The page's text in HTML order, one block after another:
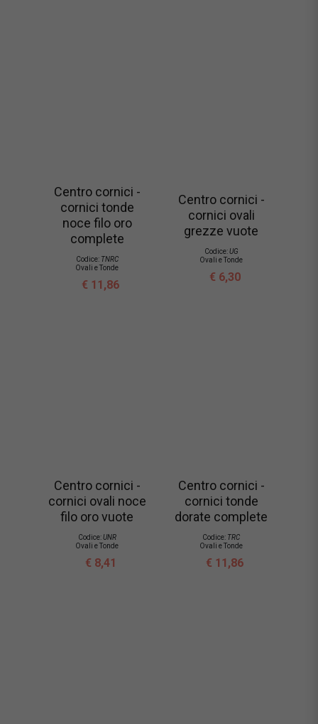
Centro cornici -
cornici tonde
noce filo oro
complete
Codice: TNRC
Ovali e Tonde
€ 11,86
Centro cornici -
cornici ovali
grezze vuote
Codice:UG
Ovali e Tonde
€ 6,30
Centro cornici -
cornici ovali noce
filo oro vuote
Codice:UNR
Ovali e Tonde
€ 8,41
Centro cornici -
cornici tonde
dorate complete
Codice: TRC
Ovali e Tonde
€ 11,86